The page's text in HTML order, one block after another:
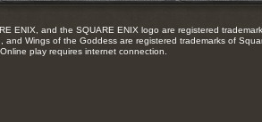
ENIX, and the SQUARE ENIX logo are registered
and Wings of the Goddess are registered trademarks of
play requires internet connection.